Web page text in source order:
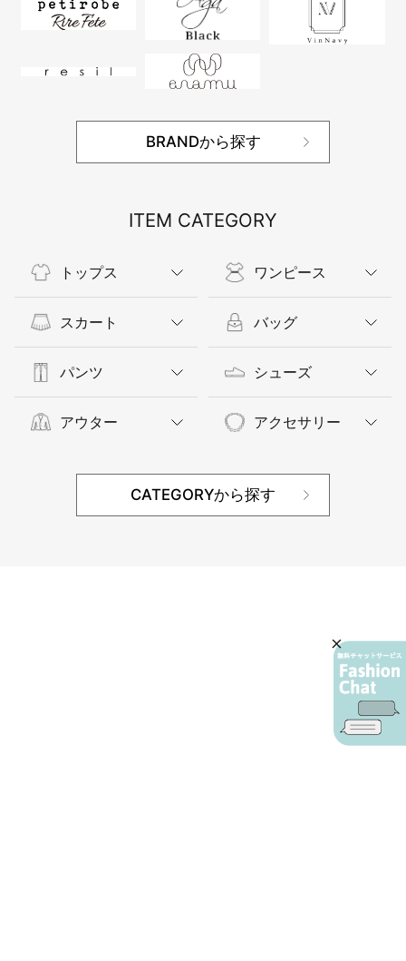
BRANDから探す
ITEM CATEGORY
トップス
スカート
パンツ
アウター
ワンピース
バッグ
シューズ
アクセサリー
CATEGORYから探す